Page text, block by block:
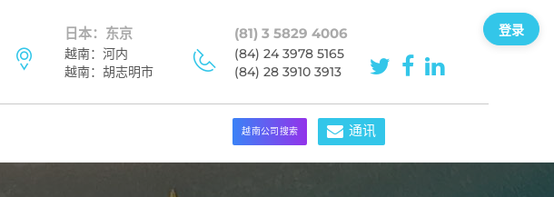
日本：东京
越南：河内
越南：胡志明市
(81) 3 5829 4006
(84) 24 3978 5165
(84) 28 3910 3913
越南公司搜索 通讯
登录